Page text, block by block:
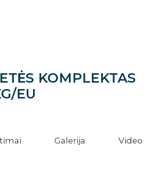
KOMPLEKTAS
EU
Galerija Video